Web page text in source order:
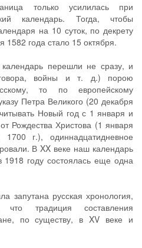
только усилилась при
календарь. Тогда, чтобы
на 10 суток, по декрету
1582 года стало 15 октября.
перешли не сразу, и
войны и т. д.) порою
то по европейскому
Петра Великого (20 декабря
Новый год с 1 января и
Рождества Христова (1 января
г.), одиннадцатидневное
В XX веке наш календарь
году состоялась еще одна
запутана русская хронология,
что традиция составления
по существу, в XV веке и